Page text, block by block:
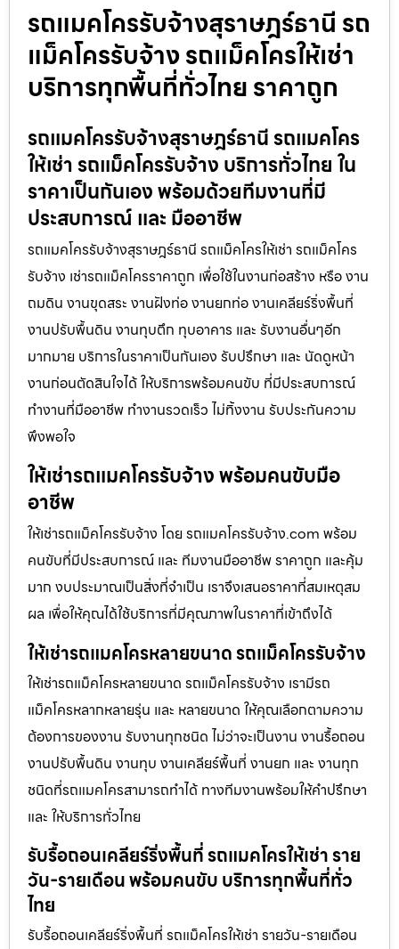
รถแมคโครรับจ้างสุราษฎร์ธานี รถ
แม็คโครรับจ้าง รถแม็คโครให้เช่า
บริการทุกพื้นที่ทั่วไทย ราคาถูก
รถแมคโครรับจ้างสุราษฎร์ธานี รถแมคโคร
ให้เช่า รถแม็คโครรับจ้าง บริการทั่วไทย ใน
ราคาเป็นกันเอง พร้อมด้วยทีมงานที่มี
ประสบการณ์ และ มืออาชีพ
รถแมคโครรับจ้างสุราษฎร์ธานี รถแม็คโครให้เช่า รถแม็คโคร
รับจ้าง เช่ารถแม็คโครราคาถูก เพื่อใช้ในงานก่อสร้าง หรือ งาน
ถมดิน งานขุดสระ งานฝังท่อ งานยกท่อ งานเคลียร์ริ่งพื้นที่
งานปรับพื้นดิน งานทุบตึก ทุบอาคาร และ รับงานอื่นๆอีก
มากมาย บริการในราคาเป็นกันเอง รับปรึกษา และ นัดดูหน้า
งานก่อนตัดสินใจได้ ให้บริการพร้อมคนขับ ที่มีประสบการณ์
ทำงานที่มืออาชีพ ทำงานรวดเร็ว ไม่ทิ้งงาน รับประกันความ
พึงพอใจ
ให้เช่ารถแมคโครรับจ้าง พร้อมคนขับมือ
อาชีพ
ให้เช่ารถแม็คโครรับจ้าง โดย รถแมคโครรับจ้าง.com พร้อม
คนขับที่มีประสบการณ์ และ ทีมงานมืออาชีพ ราคาถูก และคุ้ม
มาก งบประมาณเป็นสิ่งที่จำเป็น เราจึงเสนอราคาที่สมเหตุสม
ผล เพื่อให้คุณได้ใช้บริการที่มีคุณภาพในราคาที่เข้าถึงได้
ให้เช่ารถแมคโครหลายขนาด รถแม็คโครรับจ้าง
ให้เช่ารถแม็คโครหลายขนาด รถแม็คโครรับจ้าง เรามีรถ
แม็คโครหลากหลายรุ่น และ หลายขนาด ให้คุณเลือกตามความ
ต้องการของงาน รับงานทุกชนิด ไม่ว่าจะเป็นงาน งานรื้อถอน
งานปรับพื้นดิน งานทุบ งานเคลียร์พื้นที่ งานยก และ งานทุก
ชนิดที่รถแมคโครสามารถทำได้ ทางทีมงานพร้อมให้คำปรึกษา
และ ให้บริการทั่วไทย
รับรื้อถอนเคลียร์ริ่งพื้นที่ รถแมคโครให้เช่า ราย
วัน-รายเดือน พร้อมคนขับ บริการทุกพื้นที่ทั่ว
ไทย
รับรื้อถอนเคลียร์ริ่งพื้นที่ รถแม็คโครให้เช่า รายวัน-รายเดือน